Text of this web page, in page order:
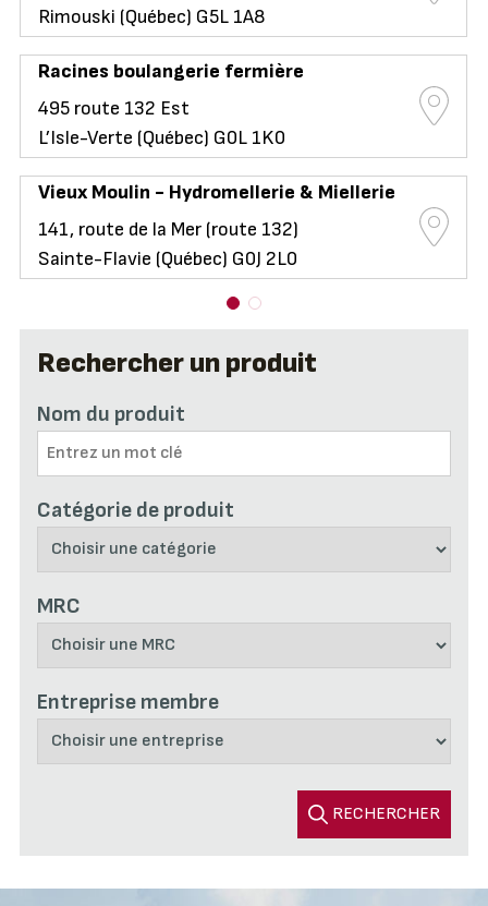
Rechercher un produit
Nom du produit
Catégorie de produit
MRC
Entreprise membre
RECHERCHER
Rimouski (Québec) G5L 1A8
Racines boulangerie fermière
495 route 132 Est
L’Isle-Verte (Québec) G0L 1K0
Vieux Moulin - Hydromellerie & Miellerie
141, route de la Mer (route 132)
Sainte-Flavie (Québec) G0J 2L0